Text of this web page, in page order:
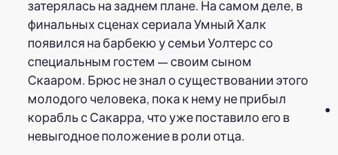
затерялась на заднем плане. На самом деле, в
финальных сценах сериала Умный Халк
появился на барбекю у семьи Уолтерс со
специальным гостем — своим сыном
Скааром. Брюс не знал о существовании этого
молодого человека, пока к нему не прибыл
корабль с Сакарра, что уже поставило его в
невыгодное положение в роли отца.